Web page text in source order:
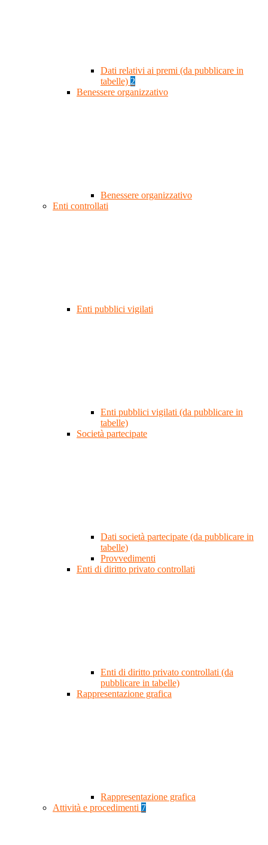
Dati relativi ai premi (da pubblicare in
tabelle) 2
Benessere organizzativo
Benessere organizzativo
Enti controllati
Enti pubblici vigilati
Enti pubblici vigilati (da pubblicare in
tabelle)
Società partecipate
Dati società partecipate (da pubblicare in
tabelle)
Provvedimenti
Enti di diritto privato controllati
Enti di diritto privato controllati (da
pubblicare in tabelle)
Rappresentazione grafica
Rappresentazione grafica
Attività e procedimenti 7